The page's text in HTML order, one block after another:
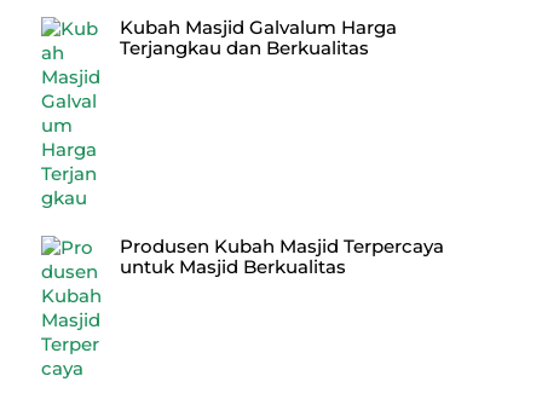
Kubah Masjid Galvalum Harga
Terjangkau dan Berkualitas
Produsen Kubah Masjid Terpercaya
untuk Masjid Berkualitas